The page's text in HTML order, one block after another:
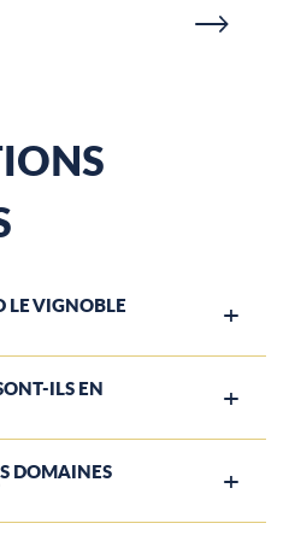
LE VIGNOBLE
ILS EN
DOMAINES